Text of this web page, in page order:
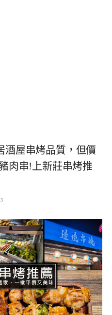
酒屋串烤品質，但價
肉串!上新莊串烤推